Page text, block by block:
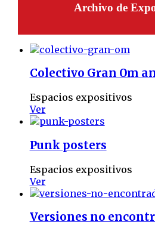
Archivo de
Colectivo Gran Om
Espacios expositivos
Ver
Punk posters
Espacios expositivos
Ver
Versiones no